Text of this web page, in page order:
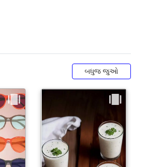
બધુજ જુઓ